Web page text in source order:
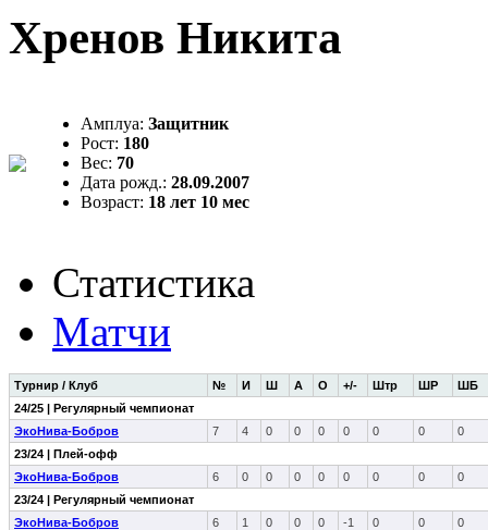
Хренов Никита
Амплуа: Защитник
Рост: 180
Вес: 70
Дата рожд.: 28.09.2007
Возраст: 18 лет 10 мес
Статистика
Матчи
Турнир / Клуб № И Ш А О +/- Штр ШР ШБ
24/25 | Регулярный чемпионат
ЭкоНива-Бобров
7 4 0 0 0 0 0 0
0
23/24 | Плей-офф
ЭкоНива-Бобров
6 0 0 0 0 0 0 0
0
23/24 | Регулярный чемпионат
ЭкоНива-Бобров
6 1 0 0 0 -1 0 0
0